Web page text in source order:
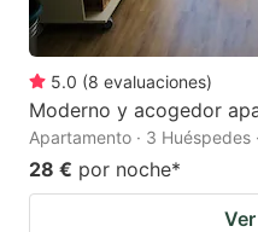
5.0 (8 evaluaciones)
Moderno y acogedor
Apartamento · 3 Huéspedes
28 € por noche*